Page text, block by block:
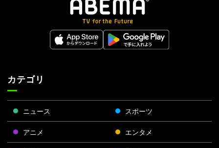
カテゴリ
ニュース スポーツ
アニメ エンタメ